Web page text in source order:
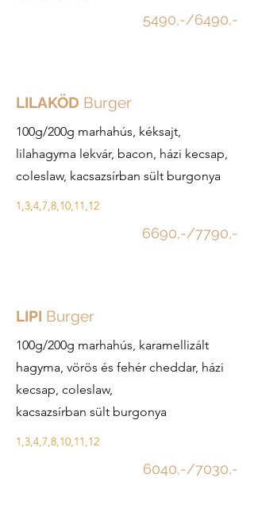
5490,-/6490,-
LILAKÖD Burger
100g/200g marhahús, kéksajt,
lilahagyma lekvár, bacon, házi kecsap,
coleslaw, kacsazsírban sült burgonya
1,3,4,7,8,10,11,12
6690,-/7790,-
LIPI Burger
100g/200g marhahús, karamellizált
hagyma, vörös és fehér cheddar, házi
kecsap, coleslaw,
kacsazsírban sült burgonya
1,3,4,7,8,10,11,12
6040,-/7030,-